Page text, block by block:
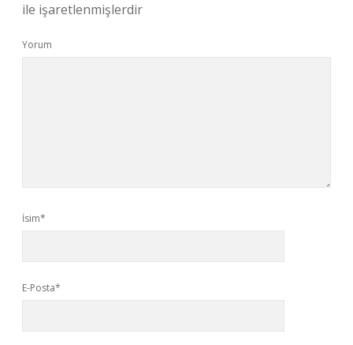
ile işaretlenmişlerdir
Yorum
İsim*
E-Posta*